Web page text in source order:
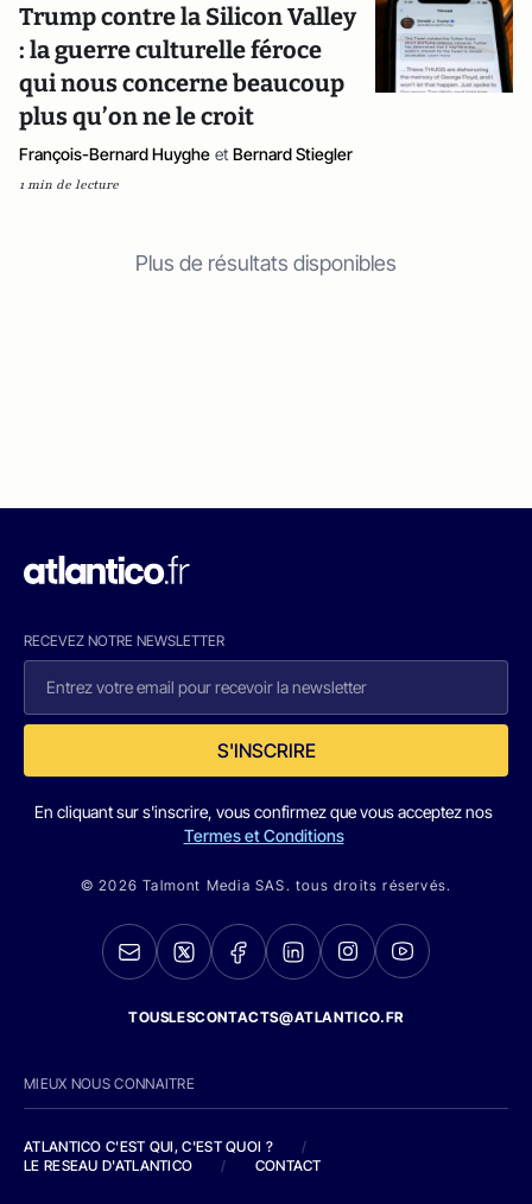
Trump contre la Silicon Valley
: la guerre culturelle féroce
qui nous concerne beaucoup
plus qu’on ne le croit
François-Bernard Huyghe et Bernard Stiegler
1 min de lecture
Plus de résultats disponibles
RECEVEZ NOTRE NEWSLETTER
S'INSCRIRE
En cliquant sur s'inscrire, vous confirmez que vous acceptez nos
Termes et Conditions
© 2026 Talmont Media SAS. tous droits réservés.
TOUSLESCONTACTS@ATLANTICO.FR
MIEUX NOUS CONNAITRE
ATLANTICO C'EST QUI, C'EST QUOI ?
/
LE RESEAU D'ATLANTICO
/ CONTACT